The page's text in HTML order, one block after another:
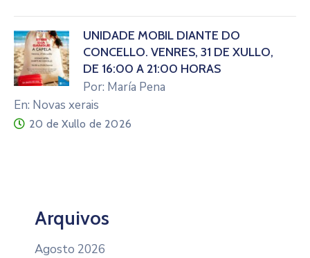
UNIDADE MÓBIL DIANTE DO
CONCELLO. VENRES, 31 DE XULLO,
DE 16:00 A 21:00 HORAS
Por: María Pena
En: Novas xerais
20 de Xullo de 2026
Arquivos
Agosto 2026